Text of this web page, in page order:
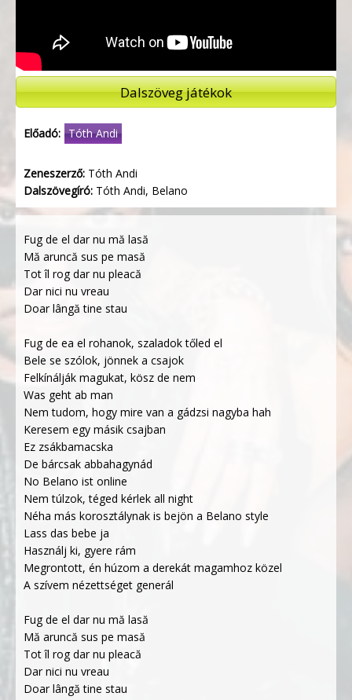
Dalszöveg játékok
Előadó: Tóth Andi
Zeneszerző: Tóth Andi
Dalszövegíró: Tóth Andi, Belano
Fug de el dar nu mă lasă
Mă aruncă sus pe masă
Tot îl rog dar nu pleacă
Dar nici nu vreau
Doar lângă tine stau
Fug de ea el rohanok, szaladok tőled el
Bele se szólok, jönnek a csajok
Felkínálják magukat, kösz de nem
Was geht ab man
Nem tudom, hogy mire van a gádzsi nagyba hah
Keresem egy másik csajban
Ez zsákbamacska
De bárcsak abbahagynád
No Belano ist online
Nem túlzok, téged kérlek all night
Néha más korosztálynak is bejön a Belano style
Lass das bebe ja
Használj ki, gyere rám
Megrontott, én húzom a derekát magamhoz közel
A szívem nézettséget generál
Fug de el dar nu mă lasă
Mă aruncă sus pe masă
Tot îl rog dar nu pleacă
Dar nici nu vreau
Doar lângă tine stau